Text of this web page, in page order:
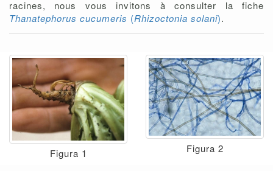
racines, nous vous invitons à consulter la fiche
Thanatephorus cucumeris (Rhizoctonia solani).
Figura 1 Figura 2